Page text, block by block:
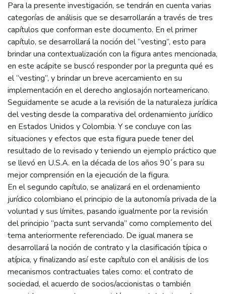
Para la presente investigación, se tendrán en cuenta varias
categorías de análisis que se desarrollarán a través de tres
capítulos que conforman este documento. En el primer
capítulo, se desarrollará la noción del “vesting”, esto para
brindar una contextualización con la figura antes mencionada,
en este acápite se buscó responder por la pregunta qué es
el “vesting”, y brindar un breve acercamiento en su
implementación en el derecho anglosajón norteamericano.
Seguidamente se acude a la revisión de la naturaleza jurídica
del vesting desde la comparativa del ordenamiento jurídico
en Estados Unidos y Colombia. Y se concluye con las
situaciones y efectos que esta figura puede tener del
resultado de lo revisado y teniendo un ejemplo práctico que
se llevó en U.S.A. en la década de los años 90´s para su
mejor comprensión en la ejecución de la figura.
En el segundo capítulo, se analizará en el ordenamiento
jurídico colombiano el principio de la autonomía privada de la
voluntad y sus límites, pasando igualmente por la revisión
del principio “pacta sunt servanda” como complemento del
tema anteriormente referenciado. De igual manera se
desarrollará la noción de contrato y la clasificación típica o
atípica, y finalizando así este capítulo con el análisis de los
mecanismos contractuales tales como: el contrato de
sociedad, el acuerdo de socios/accionistas o también